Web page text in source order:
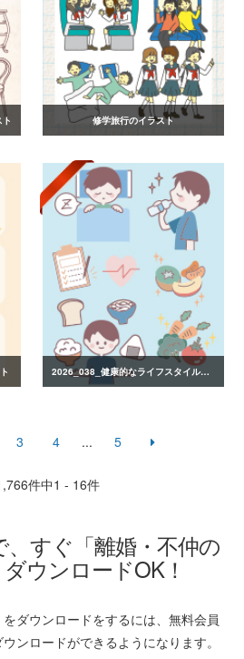
修学旅行のイラスト
2026_038_健康的なライフスタイルのイラスト
3 4 ... 5
件中1 - 16件
、すぐ「離婚・不仲の
ウンロードOK！
をダウンロードをするには、無料会員
ンロードができるようになります。